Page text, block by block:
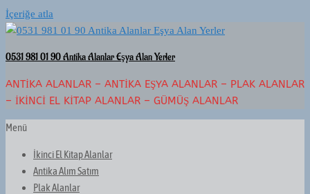
İçeriğe atla
0531 981 01 90 Antika Alanlar Eşya Alan Yerler
ANTIKA ALANLAR – ANTIKA EŞYA ALANLAR – PLAK ALANLAR
– İKINCI EL KITAP ALANLAR – GÜMÜŞ ALANLAR
Menü
İkinci El Kitap Alanlar
Antika Alım Satım
Plak Alanlar